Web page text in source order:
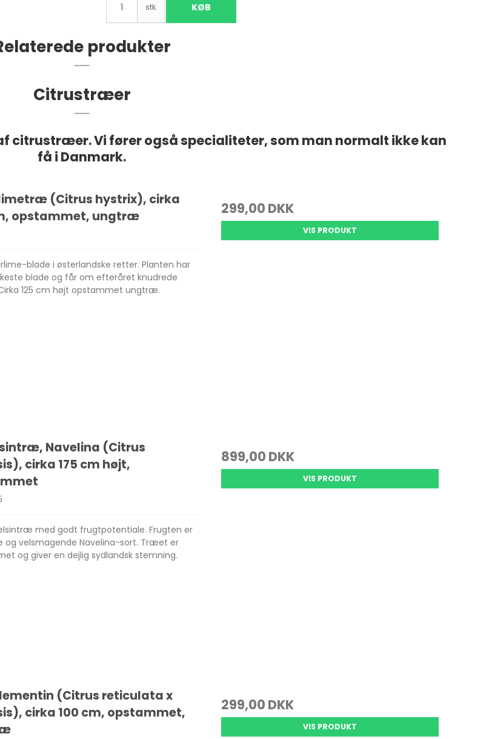
stk. KØB
produkter
Citrustræer
citrustræer. Vi fører også specialiteter, som man normalt ikke kan
få i Danmark.
(Citrus hystrix), cirka
opstammet, ungtræ
blade i østerlandske retter. Planten har
blade og får om efteråret knudrede
125 cm højt opstammet ungtræ.
299,00 DKK
VIS PRODUKT
Navelina (Citrus
cirka 175 cm højt,
med godt frugtpotentiale. Frugten er
og velsmagende Navelina-sort. Træet er
og giver en dejlig sydlandsk stemning.
899,00 DKK
VIS PRODUKT
(Citrus reticulata x
cirka 100 cm, opstammet,
299,00 DKK
VIS PRODUKT